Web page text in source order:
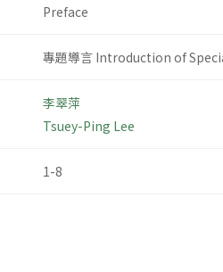
Preface
專題導言 Introduction of
李翠萍
Tsuey-Ping Lee
1-8